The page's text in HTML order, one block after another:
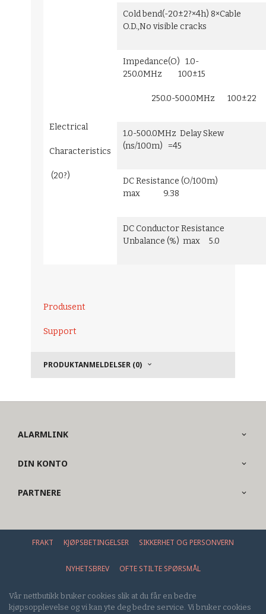
Cold bend(-20±2?×4h) 8×Cable
O.D.,No visible cracks
Electrical
Characteristics
(20?)
Impedance(O) 1.0-
250.0MHz 100±15
250.0-500.0MHz 100±22
1.0-500.0MHz Delay Skew
(ns/100m) =45
DC Resistance (O/100m)
max 9.38
DC Conductor Resistance
Unbalance (%) max 5.0
Produsent
Support
PRODUKTANMELDELSER (0)
ALARMLINK
DIN KONTO
PARTNERE
FRAKT KJØPSBETINGELSER SIKKERHET OG PERSONVERN
NYHETSBREV OFTE STILTE SPØRSMÅL
Vår nettbutikk bruker cookies slik at du får en bedre
kjøpsopplevelse og vi kan yte deg bedre service. Vi bruker cookies